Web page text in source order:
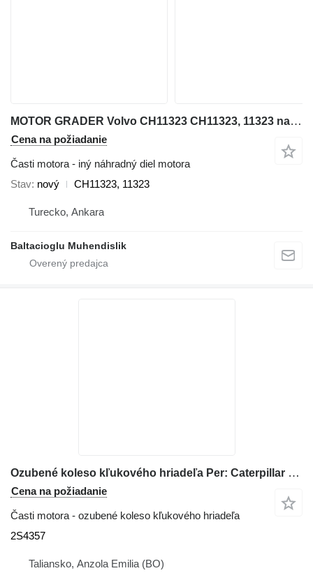
MOTOR GRADER Volvo CH11323 CH11323, 11323 na grejdra
Cena na požiadanie
Časti motora - iný náhradný diel motora
Stav nový CH11323, 11323
Turecko, Ankara
Baltacioglu Muhendislik
Ozubené koleso kľukového hriadeľa Per: Caterpillar D8H Ingranaggio, M 2S4357 na buldozéra Caterpillar D8H
Cena na požiadanie
Časti motora - ozubené koleso kľukového hriadeľa
2S4357
Taliansko, Anzola Emilia (BO)